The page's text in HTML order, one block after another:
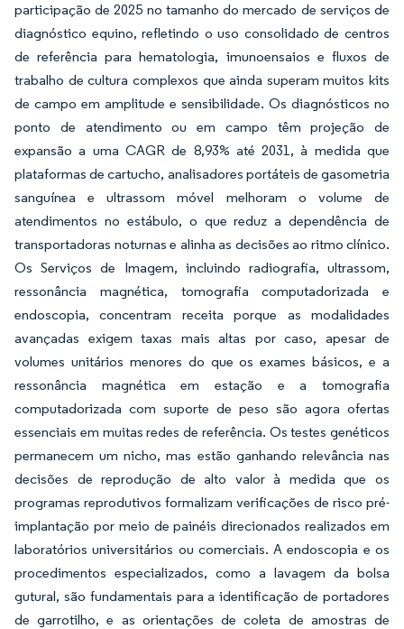
participação de 2025 no tamanho do mercado de serviços de
diagnóstico equino, refletindo o uso consolidado de centros
de referência para hematologia, imunoensaios e fluxos de
trabalho de cultura complexos que ainda superam muitos kits
de campo em amplitude e sensibilidade. Os diagnósticos no
ponto de atendimento ou em campo têm projeção de
expansão a uma CAGR de 8,93% até 2031, à medida que
plataformas de cartucho, analisadores portáteis de gasometria
sanguínea e ultrassom móvel melhoram o volume de
atendimentos no estábulo, o que reduz a dependência de
transportadoras noturnas e alinha as decisões ao ritmo clínico.
Os Serviços de Imagem, incluindo radiografia, ultrassom,
ressonância magnética, tomografia computadorizada e
endoscopia, concentram receita porque as modalidades
avançadas exigem taxas mais altas por caso, apesar de
volumes unitários menores do que os exames básicos, e a
ressonância magnética em estação e a tomografia
computadorizada com suporte de peso são agora ofertas
essenciais em muitas redes de referência. Os testes genéticos
permanecem um nicho, mas estão ganhando relevância nas
decisões de reprodução de alto valor à medida que os
programas reprodutivos formalizam verificações de risco pré-
implantação por meio de painéis direcionados realizados em
laboratórios universitários ou comerciais. A endoscopia e os
procedimentos especializados, como a lavagem da bolsa
gutural, são fundamentais para a identificação de portadores
de garrotilho, e as orientações de coleta de amostras de